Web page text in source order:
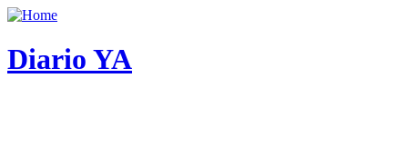
Diario YA